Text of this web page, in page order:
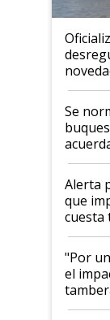
Se
Alerta
que
cuesta
y el
pase a
"Por
el